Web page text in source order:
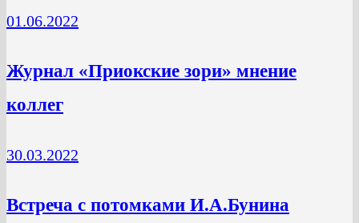
01.06.2022
Журнал «Приокские зори» мнение
коллег
30.03.2022
Встреча с потомками И.А.Бунина